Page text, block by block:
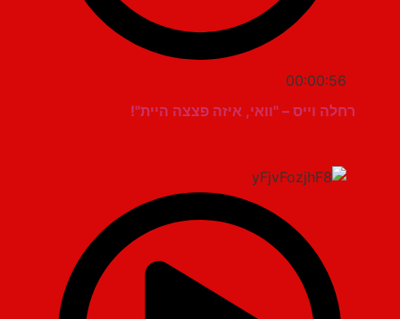
00:00:56
רחלה וייס – "וואי, איזה פצצה היית"!